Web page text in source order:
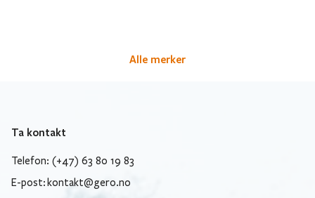
Alle merker
Ta kontakt
Telefon: (+47) 63 80 19 83
E-post: kontakt@gero.no